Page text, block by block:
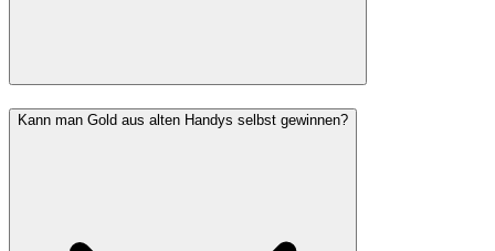
Kann man Gold aus alten Handys selbst gewinnen?